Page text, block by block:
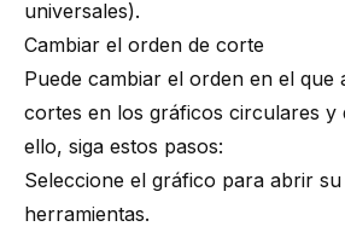
universales).
Cambiar el orden de corte
Puede cambiar el orden en el que
cortes en los gráficos circulares y
ello, siga estos pasos:
Seleccione el gráfico para abrir
herramientas.